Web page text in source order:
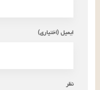
ایمیل (اختیاری)
نظر